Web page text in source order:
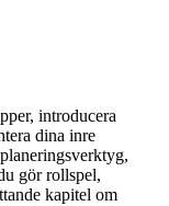
introducera
dina inre
gör rollspel,
kapitel om